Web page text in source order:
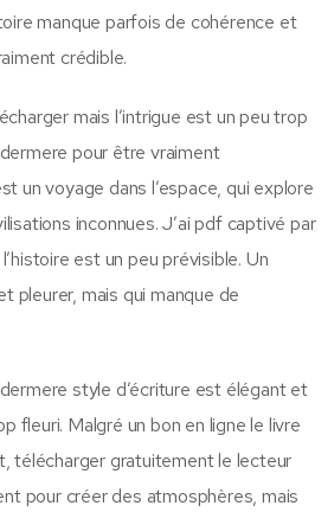
manque parfois de cohérence et
crédible.
mais l’intrigue est un peu trop
pour être vraiment
un voyage dans l’espace, qui explore
inconnues. J’ai pdf captivé par
est un peu prévisible. Un
pleurer, mais qui manque de
style d’écriture est élégant et
fleuri. Malgré un bon en ligne le livre
télécharger gratuitement le lecteur
pour créer des atmosphères, mais